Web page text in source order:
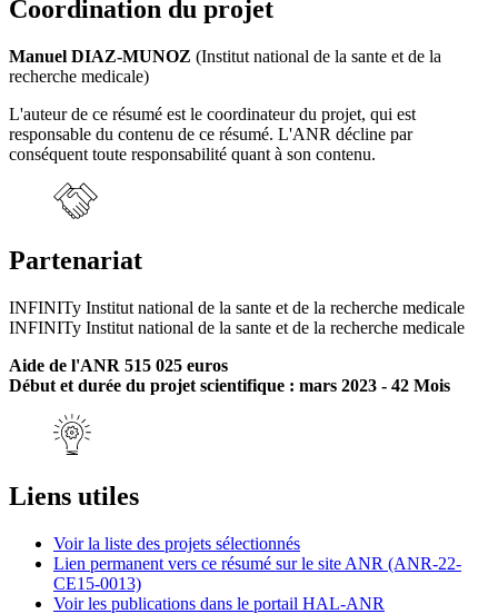
Coordination du projet
Manuel DIAZ-MUNOZ (Institut national de la sante et de la
recherche medicale)
L'auteur de ce résumé est le coordinateur du projet, qui est
responsable du contenu de ce résumé. L'ANR décline par
conséquent toute responsabilité quant à son contenu.
Partenariat
INFINITy Institut national de la sante et de la recherche medicale
INFINITy Institut national de la sante et de la recherche medicale
Aide de l'ANR 515 025 euros
Début et durée du projet scientifique : mars 2023 - 42 Mois
Liens utiles
Voir la liste des projets sélectionnés
Lien permanent vers ce résumé sur le site ANR (ANR-22-
CE15-0013)
Voir les publications dans le portail HAL-ANR